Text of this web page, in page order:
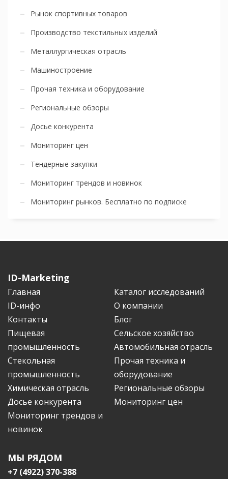
Рынок спортивных товаров
Производство текстильных изделий
Металлургическая отрасль
Машиностроение
Прочая техника и оборудование
Региональные обзоры
Досье конкурента
Мониторинг цен
Тендерные закупки
Мониторинг трендов и новинок
Мониторинг рынков. Бесплатно по подписке
ID-Marketing
Главная
Каталог исследований
ID-инфо
О компании
Контакты
Блог
Пищевая
промышленность
Сельское хозяйство
Автомобильная отрасль
Стекольная
промышленность
Прочая техника и
оборудование
Химическая отрасль
Региональные обзоры
Досье конкурента
Мониторинг цен
Мониторинг трендов и
новинок
МЫ РЯДОМ
+7 (4922) 370-388